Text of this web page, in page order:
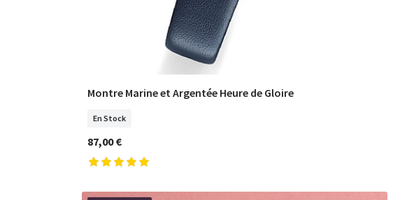
COMMANDER
Montre Marine et Argentée Heure de Gloire
En Stock
87,00 €